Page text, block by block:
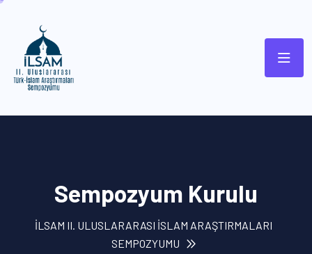
Sempozyum Kurulu
İLSAM II. ULUSLARARASI İSLAM ARAŞTIRMALARI
SEMPOZYUMU